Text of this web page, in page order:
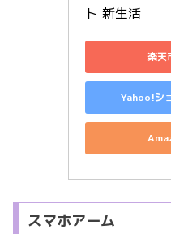
ト 新生活
楽天
Yahoo!シ
スマホアーム